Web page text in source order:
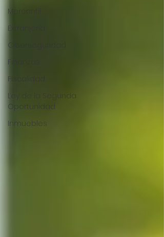
Mercantil
Extranjería
Ciberseguridad
Finanzas
Fiscalidad
Ley de la Segunda
Oportunidad
Inmuebles